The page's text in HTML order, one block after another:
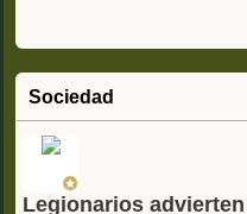
Sociedad
Legionarios